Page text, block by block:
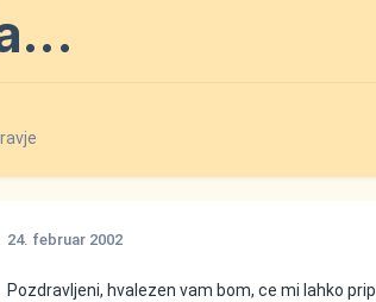
24. februar 2002
Pozdravljeni, hvalezen vam bom, ce mi lahko